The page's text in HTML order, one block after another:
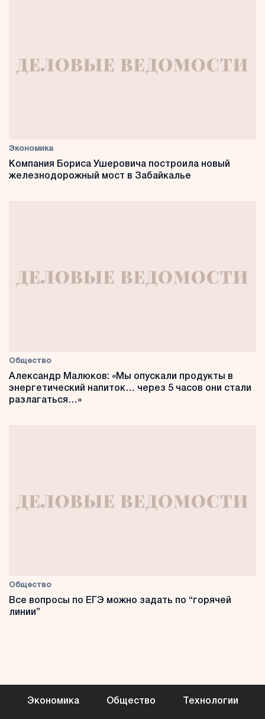
Экономика
Компания Бориса Ушеровича построила новый
железнодорожный мост в Забайкалье
Общество
Александр Малюков: «Мы опускали продукты в
энергетический напиток… через 5 часов они стали
разлагаться…»
Общество
Все вопросы по ЕГЭ можно задать по “горячей
линии”
Экономика Общество Технологии